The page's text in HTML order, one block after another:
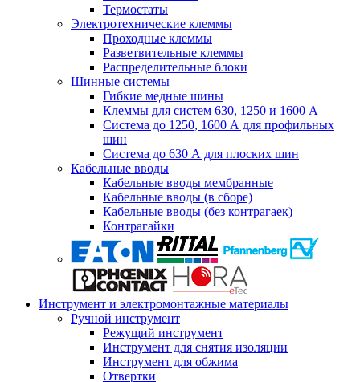
Термостаты
Электротехнические клеммы
Проходные клеммы
Разветвительные клеммы
Распределительные блоки
Шинные системы
Гибкие медные шины
Клеммы для систем 630, 1250 и 1600 А
Система до 1250, 1600 А для профильных
шин
Система до 630 А для плоских шин
Кабельные вводы
Кабельные вводы мембранные
Кабельные вводы (в сборе)
Кабельные вводы (без контрагаек)
Контрагайки
Инструмент и электромонтажные материалы
Ручной инструмент
Режущий инструмент
Инструмент для снятия изоляции
Инструмент для обжима
Отвертки